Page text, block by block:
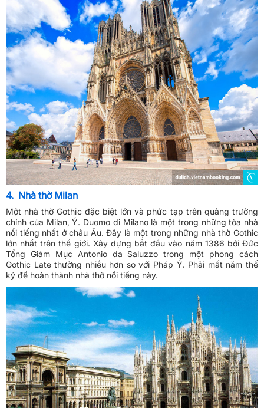
4. Nhà thờ Milan
Một nhà thờ Gothic đặc biệt lớn và phức tạp trên quảng trường
chính của Milan, Ý. Duomo di Milano là một trong những tòa nhà
nổi tiếng nhất ở châu Âu. Đây là một trong những nhà thờ Gothic
lớn nhất trên thế giới. Xây dựng bắt đầu vào năm 1386 bởi Đức
Tổng Giám Mục Antonio da Saluzzo trong một phong cách
Gothic Late thường nhiều hơn so với Pháp Ý. Phải mất năm thế
kỷ để hoàn thành nhà thờ nổi tiếng này.